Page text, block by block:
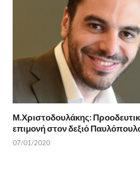
Μ.Χριστοδουλάκης:
επιμονή στον δεξιό
07/01/2020